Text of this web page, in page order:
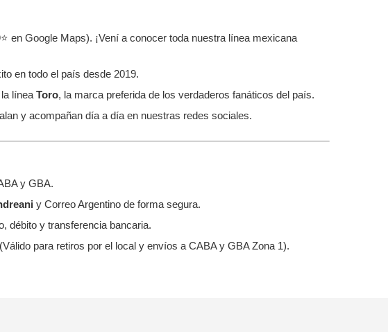
en Google Maps). ¡Vení a conocer toda nuestra línea mexicana
en todo el país desde 2019.
línea Toro, la marca preferida de los verdaderos fanáticos del país.
y acompañan día a día en nuestras redes sociales.
y GBA.
y Correo Argentino de forma segura.
débito y transferencia bancaria.
(Válido para retiros por el local y envíos a CABA y GBA Zona 1).